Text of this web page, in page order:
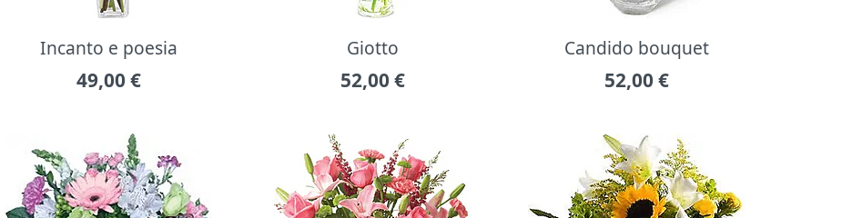
Incanto e poesia
49,00 €
Giotto
52,00 €
Candido bouquet
52,00 €